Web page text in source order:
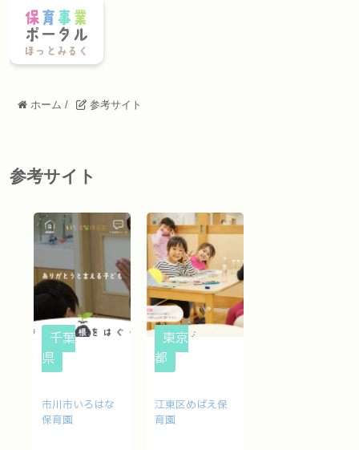
ホーム / 参考サイト
参考サイト
千葉
県
市川市いろはな
保育園
東京
都
江東区めばえ保
育園